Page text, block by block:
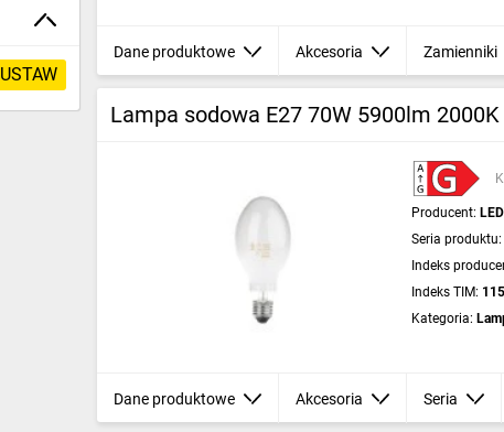
USTAW
Dane produktowe Akcesoria Zamienniki
Lampa sodowa E27 70W 5900lm
Producent:
Seria produktu:
Indeks
Indeks TIM:
Kategoria:
Dane produktowe Akcesoria Seria